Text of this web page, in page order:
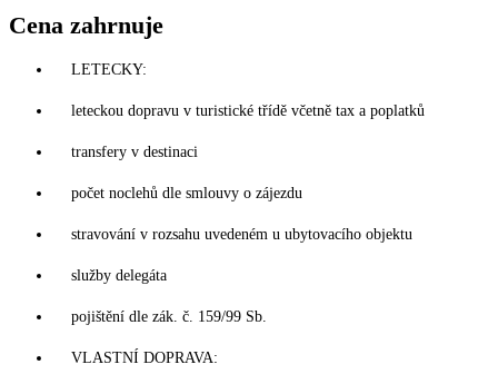
Cena zahrnuje
LETECKY:
leteckou dopravu v turistické třídě včetně tax a poplatků
transfery v destinaci
počet noclehů dle smlouvy o zájezdu
stravování v rozsahu uvedeném u ubytovacího objektu
služby delegáta
pojištění dle zák. č. 159/99 Sb.
VLASTNÍ DOPRAVA: